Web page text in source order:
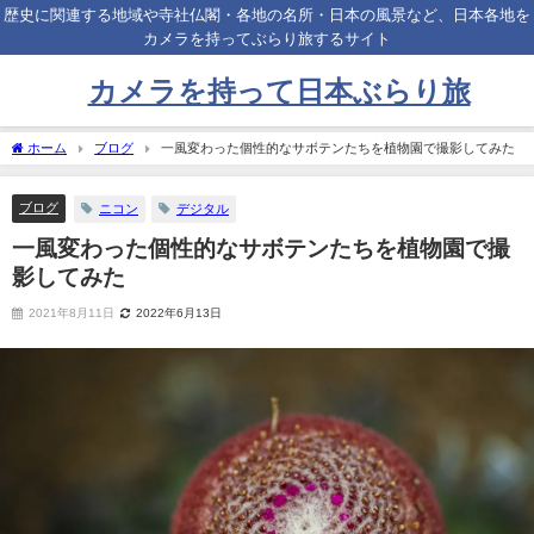
歴史に関連する地域や寺社仏閣・各地の名所・日本の風景など、日本各地を
カメラを持ってぶらり旅するサイト
カメラを持って日本ぶらり旅
ホーム ブログ 一風変わった個性的なサボテンたちを植物園で撮影してみた
ブログ ニコン デジタル
一風変わった個性的なサボテンたちを植物園で撮
影してみた
2021年8月11日 2022年6月13日